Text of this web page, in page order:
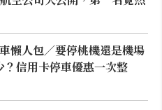
懶人包／要停桃機還是機場
？信用卡停車優惠一次整